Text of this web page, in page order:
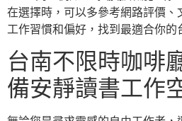
在選擇時，可以多參考網路評價、
工作習慣和偏好，找到最適合你的
台南不限時咖啡
備安靜讀書工作